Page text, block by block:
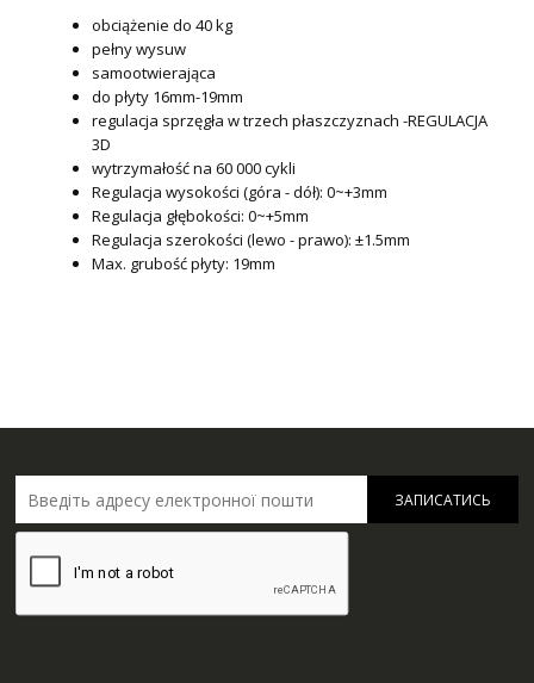
obciążenie do 40 kg
pełny wysuw
samootwierająca
do płyty 16mm-19mm
regulacja sprzęgła w trzech płaszczyznach -REGULACJA
3D
wytrzymałość na 60 000 cykli
Regulacja wysokości (góra - dół): 0~+3mm
Regulacja głębokości: 0~+5mm
Regulacja szerokości (lewo - prawo): ±1.5mm
Max. grubość płyty: 19mm
ЗАПИСАТИСЬ